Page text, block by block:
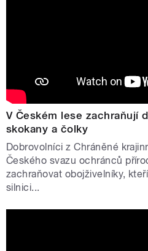
V Českém lese zachraňují
skokany a čolky
Dobrovolníci z Chráněné
Českého svazu ochránců
zachraňovat obojživelníky,
silnici...